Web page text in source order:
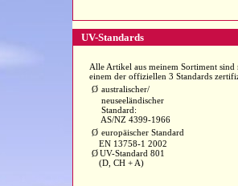
UV-Standards
Alle Artikel aus meinem Sortiment sind
einem der offiziellen 3 Standards
Ø australischer/
neuseeländischer
Standard:
AS/NZ 4399-1966
Ø europäischer Standard
EN 13758-1 2002
ØUV-Standard 801
(D, CH + A)